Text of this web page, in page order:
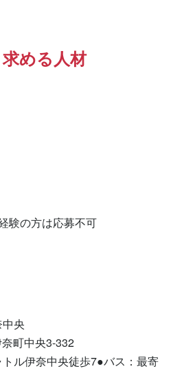
める人材
験の方は応募不可
央
町中央3-332
ル伊奈中央徒歩7●バス：最寄